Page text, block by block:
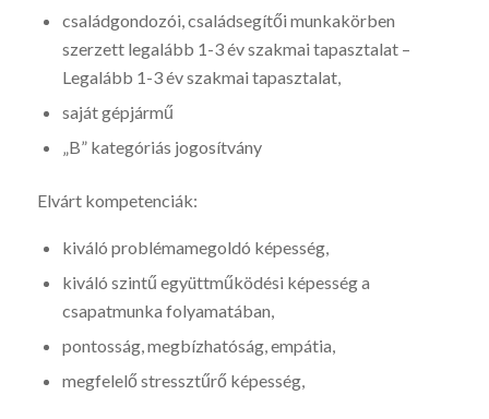
családgondozói, családsegítői munkakörben
szerzett legalább 1-3 év szakmai tapasztalat –
Legalább 1-3 év szakmai tapasztalat,
saját gépjármű
„B” kategóriás jogosítvány
Elvárt kompetenciák:
kiváló problémamegoldó képesség,
kiváló szintű együttműködési képesség a
csapatmunka folyamatában,
pontosság, megbízhatóság, empátia,
megfelelő stressztűrő képesség,